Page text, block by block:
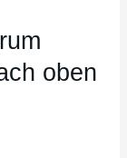
oben